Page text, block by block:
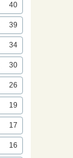
40
39
34
30
26
19
17
16